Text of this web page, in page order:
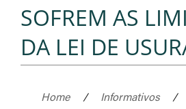
SOFREM AS
DA LEI DE
Home / Informativos /